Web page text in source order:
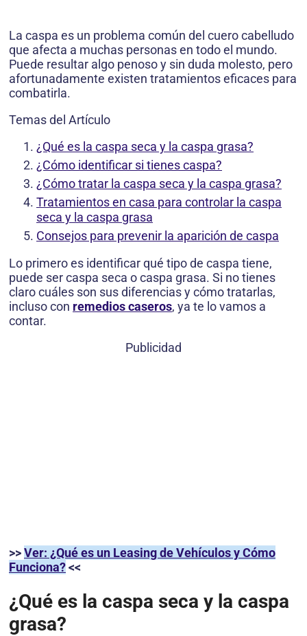
La caspa es un problema común del cuero cabelludo
que afecta a muchas personas en todo el mundo.
Puede resultar algo penoso y sin duda molesto, pero
afortunadamente existen tratamientos eficaces para
combatirla.
Temas del Artículo
¿Qué es la caspa seca y la caspa grasa?
¿Cómo identificar si tienes caspa?
¿Cómo tratar la caspa seca y la caspa grasa?
Tratamientos en casa para controlar la caspa
seca y la caspa grasa
Consejos para prevenir la aparición de caspa
Lo primero es identificar qué tipo de caspa tiene,
puede ser caspa seca o caspa grasa. Si no tienes
claro cuáles son sus diferencias y cómo tratarlas,
incluso con remedios caseros, ya te lo vamos a
contar.
Publicidad
>>Ver: ¿Qué es un Leasing de Vehículos y Cómo
Funciona?<<
¿Qué es la caspa seca y la caspa
grasa?